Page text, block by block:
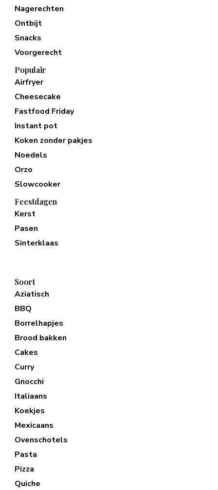
Nagerechten
Ontbijt
Snacks
Voorgerecht
Populair
Airfryer
Cheesecake
Fastfood Friday
Instant pot
Koken zonder pakjes
Noedels
Orzo
Slowcooker
Feestdagen
Kerst
Pasen
Sinterklaas
Soort
Aziatisch
BBQ
Borrelhapjes
Brood bakken
Cakes
Curry
Gnocchi
Italiaans
Koekjes
Mexicaans
Ovenschotels
Pasta
Pizza
Quiche